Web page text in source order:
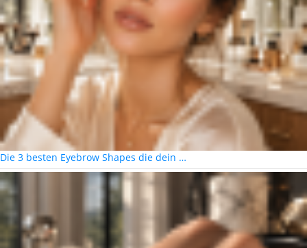
Die 3 besten Eyebrow Shapes die dein …